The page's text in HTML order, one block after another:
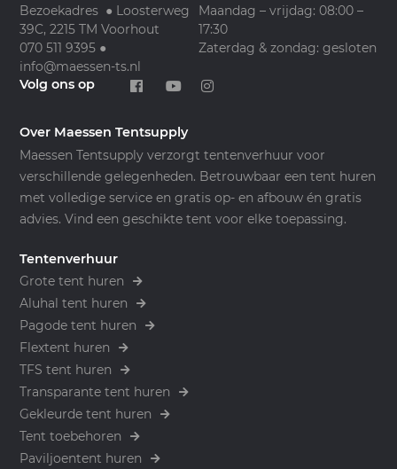
Bezoekadres ● Loosterweg
39C, 2215 TM Voorhout
070 511 9395 ●
info@maessen-ts.nl
Maandag – vrijdag: 08:00 –
17:30
Zaterdag & zondag: gesloten
Volg ons op
Over Maessen Tentsupply
Maessen Tentsupply verzorgt tentenverhuur voor
verschillende gelegenheden. Betrouwbaar een tent huren
met volledige service en gratis op- en afbouw én gratis
advies. Vind een geschikte tent voor elke toepassing.
Tentenverhuur
Grote tent huren
Aluhal tent huren
Pagode tent huren
Flextent huren
TFS tent huren
Transparante tent huren
Gekleurde tent huren
Tent toebehoren
Paviljoentent huren